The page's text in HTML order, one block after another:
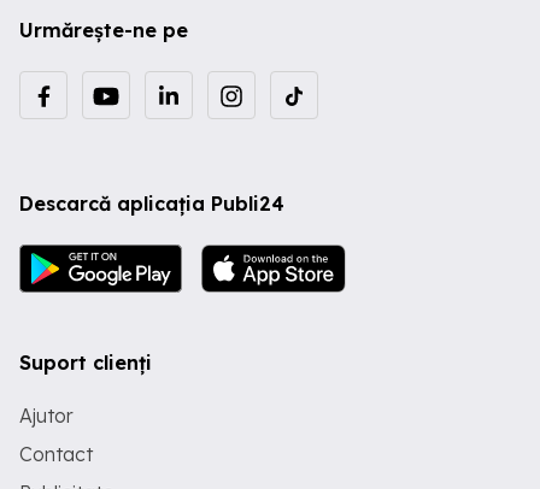
Urmărește-ne pe
Descarcă aplicația Publi24
Suport clienți
Ajutor
Contact